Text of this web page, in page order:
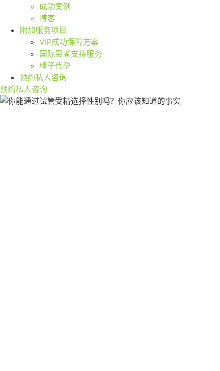
成功案例
博客
附加服务项目
VIP成功保障方案
国际患者支持服务
精子代孕
预约私人咨询
预约私人咨询